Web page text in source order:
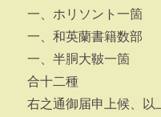
一、ホリソント一箇
一、和英蘭書籍数部
一、半胴大鞁一箇
合十二種
右之通御届申上候、以